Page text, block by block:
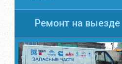
Ремонт на выезде